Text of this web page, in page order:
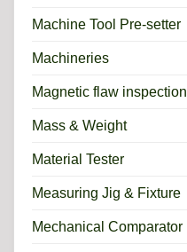
Machine Tool Pre-setter
Machineries
Magnetic flaw inspection
Mass & Weight
Material Tester
Measuring Jig & Fixture
Mechanical Comparator